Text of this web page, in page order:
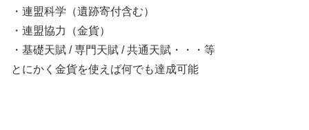
・連盟科学（遺跡寄付含む）
・連盟協力（金貨）
・基礎天賦 / 専門天賦 / 共通天賦・・・等
とにかく金貨を使えば何でも達成可能